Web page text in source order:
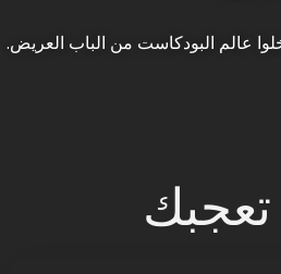
عالم البودكاست من الباب العريض.